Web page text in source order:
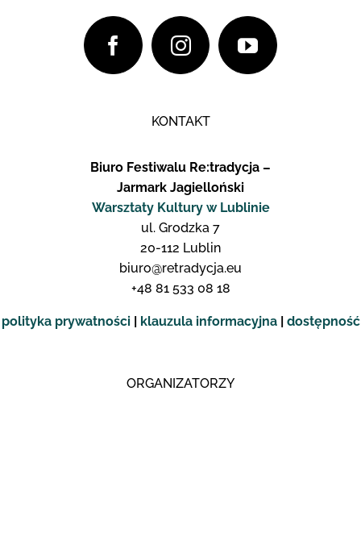
KONTAKT
Biuro Festiwalu Re:tradycja –
Jarmark Jagielloński
Warsztaty Kultury w Lublinie
ul. Grodzka 7
20-112 Lublin
biuro@retradycja.eu
+48 81 533 08 18
polityka prywatności| klauzula informacyjna| dostępność
ORGANIZATORZY